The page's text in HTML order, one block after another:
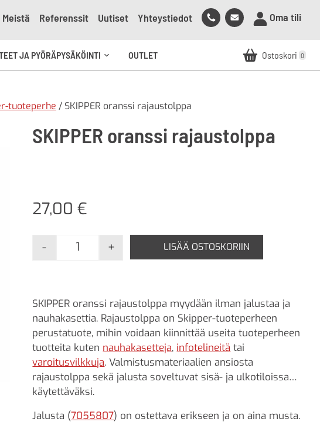
Meistä Referenssit Uutiset Yhteystiedot
Soita
meille
Lähetä
meille
Oma tili
JA PYÖRÄPYSÄKÖINTI
OUTLET Ostoskori 0
tuoteperhe / SKIPPER oranssi rajaustolppa
SKIPPER oranssi rajaustolppa
27,00€
SKIPPER oranssi rajaustolppa määrä
- + LISÄÄ OSTOSKORIIN
SKIPPER oranssi rajaustolppa myydään ilman jalustaa ja
nauhakasettia. Rajaustolppa on Skipper-tuoteperheen
perustatuote, mihin voidaan kiinnittää useita tuoteperheen
tuotteita kuten nauhakasetteja, infotelineitä tai
varoitusvilkkuja. Valmistusmateriaalien ansiosta
rajaustolppa sekä jalusta soveltuvat sisä- ja ulkotiloissa
käytettäväksi.
Jalusta (7055807) on ostettava erikseen ja on aina musta.